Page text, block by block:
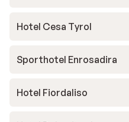
Hotel Cesa Tyrol
Sporthotel Enrosadira
Hotel Fiordaliso